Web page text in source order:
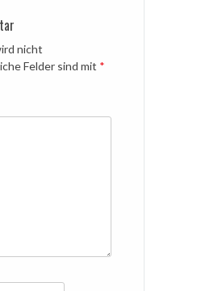
nicht
Felder sind mit *